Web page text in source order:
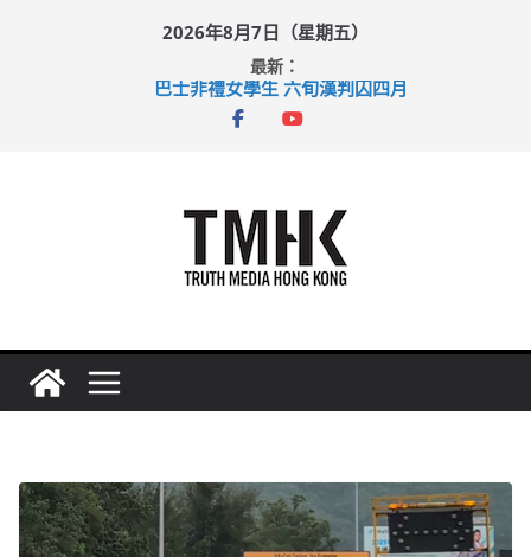
2026年8月7日（星期五）
最新：
巴士非禮女學生 六旬漢判囚四月
涉造假公屋富戶申報表 倉管員准保釋候訊